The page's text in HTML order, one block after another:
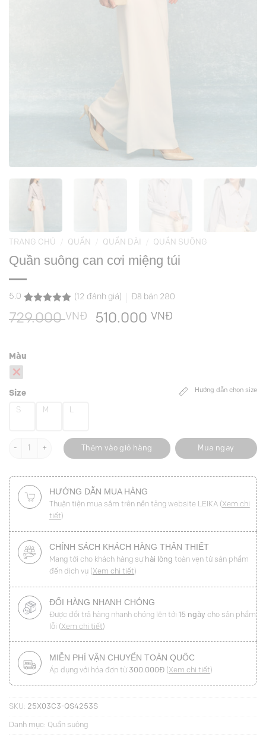
TRANG CHỦ QUẦN QUẦN DÀI QUẦN SUÔNG
Quần suông can cơi miệng túi
5.0
5.0
trên 5
dựa trên
12
(12 đánh giá) Đã bán 280
729.000VNĐ
Giá
510.000 VNĐ
Hướng dẫn chọn size
Màu
Size
S M L
Quần suông can cơi miệng túi số lượng
Thêm vào giỏ hàng Mua ngay
HƯỚNG DẪN MUA HÀNG
Thuận tiện mua sắm trên nền tảng website LEIKA (Xem chi
tiết)
CHÍNH SÁCH KHÁCH HÀNG THÂN THIẾT
Mang tới cho khách hàng sự hài lòng toàn vẹn từ sản phẩm
đến dịch vụ (Xem chi tiết)
ĐỔI HÀNG NHANH CHÓNG
Được đổi trả hàng nhanh chóng lên tới 15 ngày cho sản phẩm
lỗi (Xem chi tiết)
MIỄN PHÍ VẬN CHUYỂN TOÀN QUỐC
Áp dụng với hóa đơn từ 300.000Đ(Xem chi tiết)
SKU: 25X03C3-QS4253S
Danh mục: Quần suông